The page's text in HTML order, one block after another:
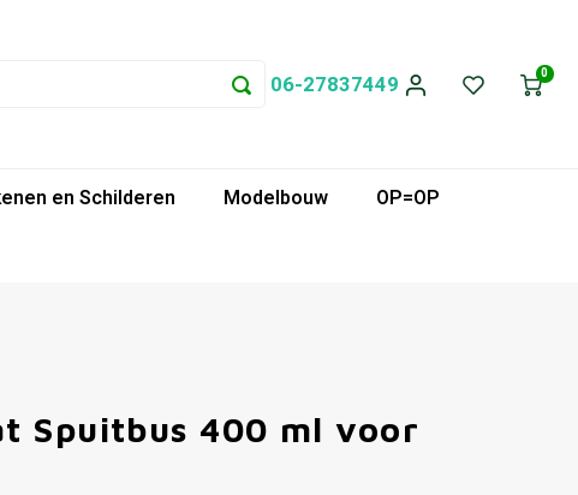
06-27837449 0
en Schilderen Modelbouw
OP=OP
Spuitbus 400 ml voor